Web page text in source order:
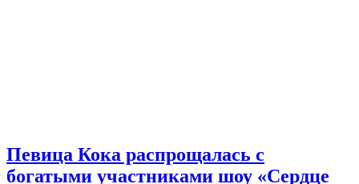
Певица Кока распрощалась с
богатыми участниками шоу «Сердце